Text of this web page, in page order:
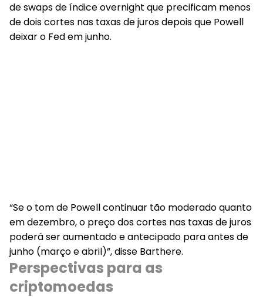
de swaps de índice overnight que precificam menos
de dois cortes nas taxas de juros depois que Powell
deixar o Fed em junho.
“Se o tom de Powell continuar tão moderado quanto
em dezembro, o preço dos cortes nas taxas de juros
poderá ser aumentado e antecipado para antes de
junho (março e abril)”, disse Barthere.
Perspectivas para as
criptomoedas